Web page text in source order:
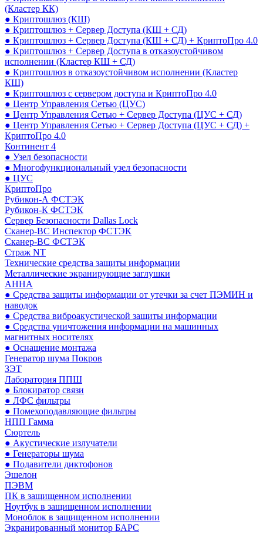
(Кластер КК)
● Криптошлюз (КШ)
● Криптошлюз + Сервер Доступа (КШ + СД)
● Криптошлюз + Сервер Доступа (КШ + СД) + КриптоПро 4.0
● Криптошлюз + Сервер Доступа в отказоустойчивом
исполнении (Кластер КШ + СД)
● Криптошлюз в отказоустойчивом исполнении (Кластер
КШ)
● Криптошлюз с сервером доступа и КриптоПро 4.0
● Центр Управления Сетью (ЦУС)
● Центр Управления Сетью + Сервер Доступа (ЦУС + СД)
● Центр Управления Сетью + Сервер Доступа (ЦУС + СД) +
КриптоПро 4.0
Континент 4
● Узел безопасности
● Многофункциональный узел безопасности
● ЦУС
КриптоПро
Рубикон-А ФСТЭК
Рубикон-К ФСТЭК
Сервер Безопасности Dallas Lock
Сканер-ВС Инспектор ФСТЭК
Сканер-ВС ФСТЭК
Страж NT
Технические средства защиты информации
Металлические экранирующие заглушки
АННА
● Средства защиты информации от утечки за счет ПЭМИН и
наводок
● Средства виброакустической защиты информации
● Средства уничтожения информации на машинных
магнитных носителях
● Оснащение монтажа
Генератор шума Покров
ЗЭТ
Лаборатория ППШ
● Блокиратор связи
● ЛФС фильтры
● Помехоподавляющие фильтры
НПП Гамма
Сюртель
● Акустические излучатели
● Генераторы шума
● Подавители диктофонов
Эшелон
ПЭВМ
ПК в защищенном исполнении
Ноутбук в защищенном исполнении
Моноблок в защищенном исполнении
Экранированный монитор БАРС